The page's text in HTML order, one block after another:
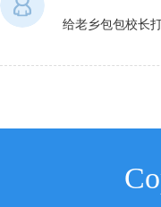
给老乡包包校长